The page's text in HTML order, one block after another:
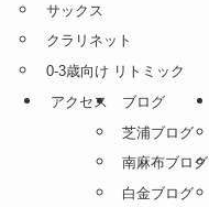
サックス
クラリネット
0-3歳向け リトミック
アクセス
ブログ
芝浦ブログ
南麻布ブログ
白金ブログ